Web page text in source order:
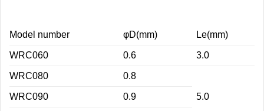
Model number φD(mm) Le(mm)
WRC060 0.6 3.0
WRC080 0.8
5.0
WRC090 0.9